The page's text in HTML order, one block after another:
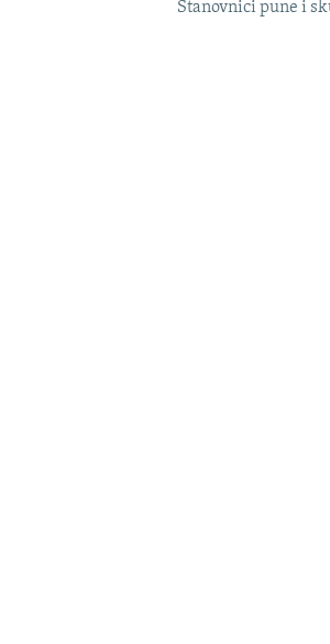
Stanovnici pune i